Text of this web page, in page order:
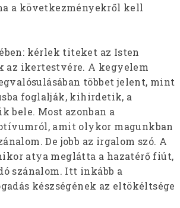
a következményekről kell
kérlek titeket az Isten
az ikertestvére. A kegyelem
többet jelent, mint
foglalják, kihirdetik, a
bele. Most azonban a
amit olykor magunkban
De jobb az irgalom szó. A
atya meglátta a hazatérő fiút,
szánalom. Itt inkább a
készségének az eltökéltsége